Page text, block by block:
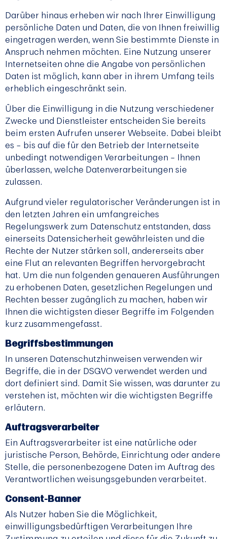
Darüber hinaus erheben wir nach Ihrer Einwilligung
persönliche Daten und Daten, die von Ihnen freiwillig
eingetragen werden, wenn Sie bestimmte Dienste in
Anspruch nehmen möchten. Eine Nutzung unserer
Internetseiten ohne die Angabe von persönlichen
Daten ist möglich, kann aber in ihrem Umfang teils
erheblich eingeschränkt sein.
Über die Einwilligung in die Nutzung verschiedener
Zwecke und Dienstleister entscheiden Sie bereits
beim ersten Aufrufen unserer Webseite. Dabei bleibt
es – bis auf die für den Betrieb der Internetseite
unbedingt notwendigen Verarbeitungen – Ihnen
überlassen, welche Datenverarbeitungen sie
zulassen.
Aufgrund vieler regulatorischer Veränderungen ist in
den letzten Jahren ein umfangreiches
Regelungswerk zum Datenschutz entstanden, dass
einerseits Datensicherheit gewährleisten und die
Rechte der Nutzer stärken soll, andererseits aber
eine Flut an relevanten Begriffen hervorgebracht
hat. Um die nun folgenden genaueren Ausführungen
zu erhobenen Daten, gesetzlichen Regelungen und
Rechten besser zugänglich zu machen, haben wir
Ihnen die wichtigsten dieser Begriffe im Folgenden
kurz zusammengefasst.
Begriffsbestimmungen
In unseren Datenschutzhinweisen verwenden wir
Begriffe, die in der DSGVO verwendet werden und
dort definiert sind. Damit Sie wissen, was darunter zu
verstehen ist, möchten wir die wichtigsten Begriffe
erläutern.
Auftragsverarbeiter
Ein Auftragsverarbeiter ist eine natürliche oder
juristische Person, Behörde, Einrichtung oder andere
Stelle, die personenbezogene Daten im Auftrag des
Verantwortlichen weisungsgebunden verarbeitet.
Consent-Banner
Als Nutzer haben Sie die Möglichkeit,
einwilligungsbedürftigen Verarbeitungen Ihre